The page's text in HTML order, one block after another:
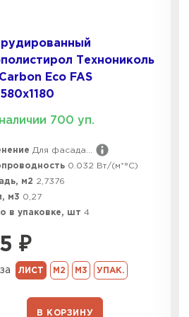
Технониколь
Eco FAS
700 уп.
Для фасада...
0.032 Вт/(м*°C)
м2 2,7376
м3 0,27
в упаковке, шт 4
₽
ЛИСТ М2 М3 УПАК.
В КОРЗИНУ
ВСЕ